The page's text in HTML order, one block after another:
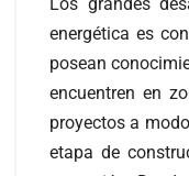
energética es
posean
encuentren en
proyectos a
etapa de